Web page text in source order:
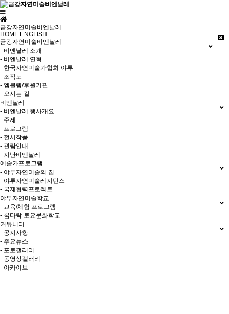
금강자연미술비엔날레
HOME ENGLISH
금강자연미술비엔날레
- 비엔날레 소개
- 비엔날레 연혁
- 한국자연미술가협회-야투
- 조직도
- 엠블렘/후원기관
- 오시는 길
비엔날레
- 비엔날레 행사개요
- 주제
- 프로그램
- 전시작품
- 관람안내
- 지난비엔날레
예술가프로그램
- 야투자연미술의 집
- 야투자연미술레지던스
- 국제협력프로젝트
야투자연미술학교
- 교육/체험 프로그램
- 꿈다락 토요문화학교
커뮤니티
- 공지사항
- 주요뉴스
- 포토갤러리
- 동영상갤러리
- 아카이브